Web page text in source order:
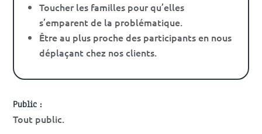
Toucher les familles pour qu’elles
s’emparent de la problématique.
Être au plus proche des participants en nous
déplaçant chez nos clients.
Public :
Tout public.